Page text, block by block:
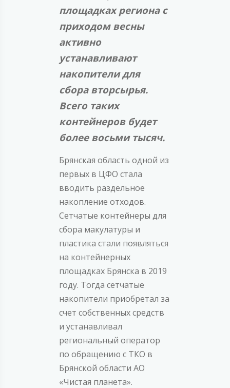
площадках региона с
приходом весны
активно
устанавливают
накопители для
сбора вторсырья.
Всего таких
контейнеров будет
более восьми тысяч.
Брянская область одной из
первых в ЦФО стала
вводить раздельное
накопление отходов.
Сетчатые контейнеры для
сбора макулатуры и
пластика стали появляться
на контейнерных
площадках Брянска в 2019
году. Тогда сетчатые
накопители приобретал за
счет собственных средств
и устанавливал
региональный оператор
по обращению с ТКО в
Брянской области АО
«Чистая планета».